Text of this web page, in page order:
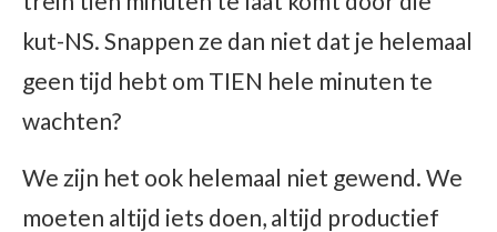
kut-NS. Snappen ze dan niet dat je helemaal
geen tijd hebt om TIEN hele minuten te
wachten?
We zijn het ook helemaal niet gewend. We
moeten altijd iets doen, altijd productief